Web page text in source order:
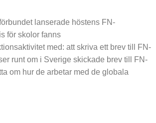
lanserade höstens FN-
för skolor fanns
med: att skriva ett brev till FN-
runt om i Sverige skickade brev till FN-
om hur de arbetar med de globala